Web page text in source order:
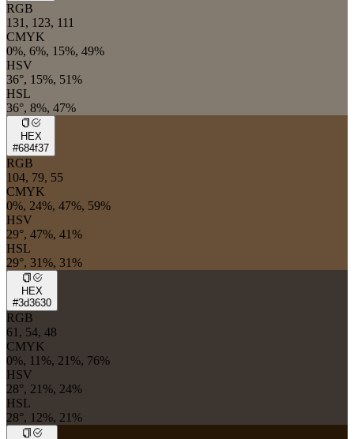
RGB
131, 123, 111
CMYK
0%, 6%, 15%, 49%
HSV
36°, 15%, 51%
HSL
36°, 8%, 47%
HEX
#684f37
RGB
104, 79, 55
CMYK
0%, 24%, 47%, 59%
HSV
29°, 47%, 41%
HSL
29°, 31%, 31%
HEX
#3d3630
RGB
61, 54, 48
CMYK
0%, 11%, 21%, 76%
HSV
28°, 21%, 24%
HSL
28°, 12%, 21%